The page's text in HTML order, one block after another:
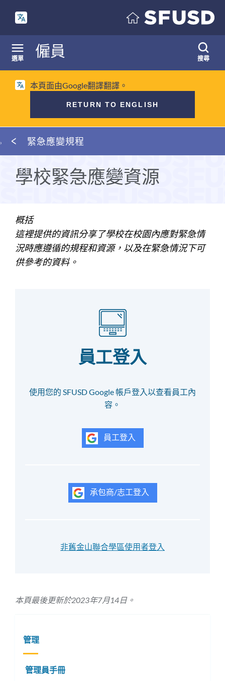
僱員
選單 搜尋
本頁面由Google翻譯翻譯。
RETURN TO ENGLISH
緊急應變規程
學校緊急應變資源
概括
這裡提供的資訊分享了學校在校園內應對緊急情
況時應遵循的規程和資源，以及在緊急情況下可
供參考的資料。
員工登入
使用您的 SFUSD Google 帳戶登入以查看員工內
容。
員工登入
承包商/志工登入
非舊金山聯合學區使用者登入
本頁最後更新於2023年7月14日。
管理
管理員手冊